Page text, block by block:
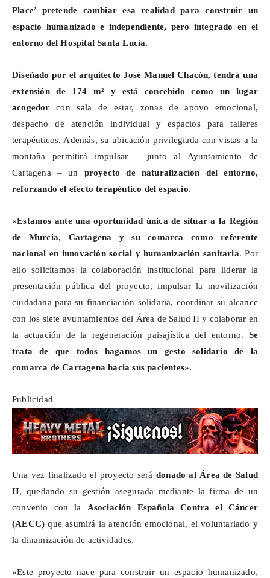
Place’ pretende cambiar esa realidad para construir un
espacio humanizado e independiente, pero integrado en el
entorno del Hospital Santa Lucía.
Diseñado por el arquitecto José Manuel Chacón, tendrá una
extensión de 174 m² y está concebido como un lugar
acogedor con sala de estar, zonas de apoyo emocional,
despacho de atención individual y espacios para talleres
terapéuticos. Además, su ubicación privilegiada con vistas a la
montaña permitirá impulsar – junto al Ayuntamiento de
Cartagena – un proyecto de naturalización del entorno,
reforzando el efecto terapéutico del espacio.
«Estamos ante una oportunidad única de situar a la Región
de Murcia, Cartagena y su comarca como referente
nacional en innovación social y humanización sanitaria. Por
ello solicitamos la colaboración institucional para liderar la
presentación pública del proyecto, impulsar la movilización
ciudadana para su financiación solidaria, coordinar su alcance
con los siete ayuntamientos del Área de Salud II y colaborar en
la actuación de la regeneración paisajística del entorno. Se
trata de que todos hagamos un gesto solidario de la
comarca de Cartagena hacia sus pacientes».
Publicidad
Una vez finalizado el proyecto será donado al Área de Salud
II, quedando su gestión asegurada mediante la firma de un
convenio con la Asociación Española Contra el Cáncer
(AECC) que asumirá la atención emocional, el voluntariado y
la dinamización de actividades.
«Este proyecto nace para construir un espacio humanizado,